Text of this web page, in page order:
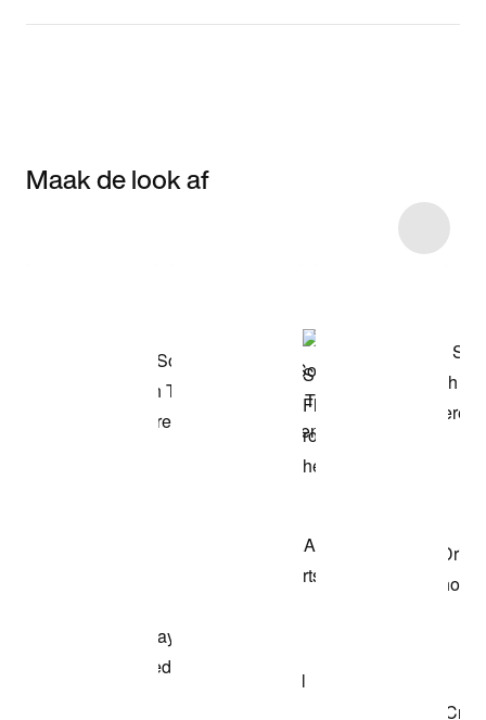
Maak de look af